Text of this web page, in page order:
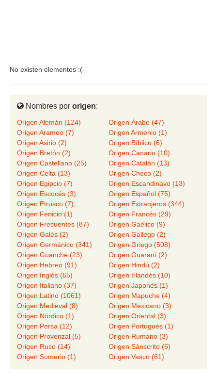
No existen elementos :(
Nombres por origen:
Origen Alemán (124)
Origen Árabe (47)
Origen Arameo (7)
Origen Armenio (1)
Origen Asirio (2)
Origen Bíblico (6)
Origen Bretón (2)
Origen Canario (10)
Origen Castellano (25)
Origen Catalán (13)
Origen Celta (13)
Origen Checo (2)
Origen Egipcio (7)
Origen Escandinavo (13)
Origen Escocés (3)
Origen Español (75)
Origen Etrusco (7)
Origen Extranjeros (344)
Origen Fenicio (1)
Origen Francés (29)
Origen Frecuentes (87)
Origen Gaélico (9)
Origen Galés (2)
Origen Gallego (2)
Origen Germánico (341)
Origen Griego (508)
Origen Guanche (23)
Origen Guaraní (2)
Origen Hebreo (91)
Origen Hindú (2)
Origen Inglés (65)
Origen Irlandés (10)
Origen Italiano (37)
Origen Japonés (1)
Origen Latino (1061)
Origen Mapuche (4)
Origen Medieval (8)
Origen Mexicano (3)
Origen Nórdico (1)
Origen Oriental (3)
Origen Persa (12)
Origen Portugués (1)
Origen Provenzal (5)
Origen Rumano (3)
Origen Ruso (14)
Origen Sánscrito (5)
Origen Sumerio (1)
Origen Vasco (61)